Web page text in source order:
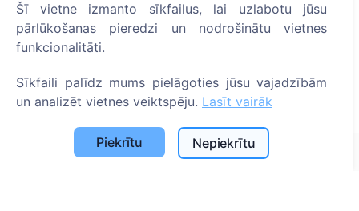
Strādājam visā Latvijā!
Administratoriem
© 2013 - 2026 Cemety Visas tiesības aizsargātas
Privātuma politika un noteikumi.
Šī vietne izmanto sīkfailus, lai uzlabotu jūsu
pārlūkošanas pieredzi un nodrošinātu vietnes
funkcionalitāti.
Sīkfaili palīdz mums pielāgoties jūsu vajadzībām
un analizēt vietnes veiktspēju. Lasīt vairāk
Piekrītu Nepiekrītu